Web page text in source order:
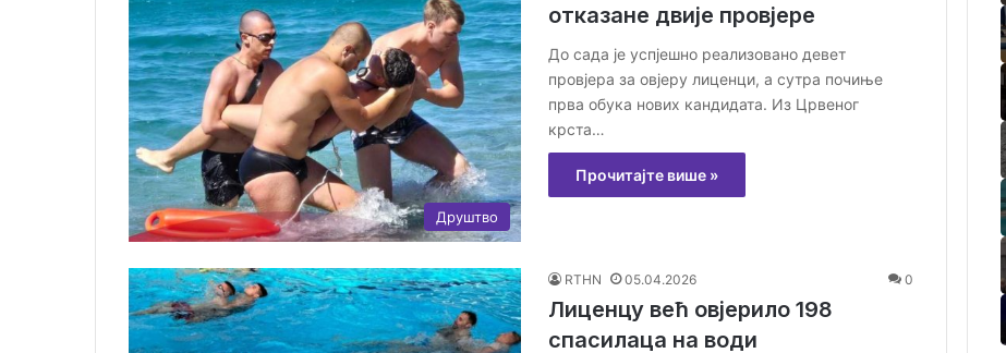
Друштво
отказане двије провјере
До сада је успјешно реализовано девет
провјера за овјеру лиценци, а сутра почиње
прва обука нових кандидата. Из Црвеног
крста…
Прочитајте више »
RTHN 05.04.2026 0
Лиценцу већ овјерило 198
спасилаца на води